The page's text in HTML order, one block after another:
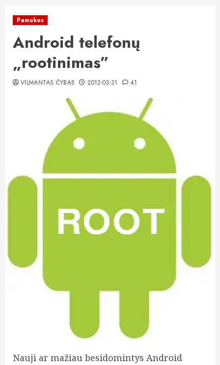
Pamokos
Android telefonų
„rootinimas”
VILMANTAS ČYBAS 2012-03-31 41
Nauji ar mažiau besidomintys Android